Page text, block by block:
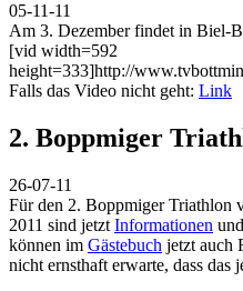
05-11-11
Am 3. Dezember findet in Biel-
[vid width=592
height=333]http://
Falls das Video nicht geht: Link
2. Boppmiger
26-07-11
Für den 2. Boppmiger Triathlon
2011 sind jetzt Informationen
können im Gästebuch jetzt auch
nicht ernsthaft erwarte, dass das